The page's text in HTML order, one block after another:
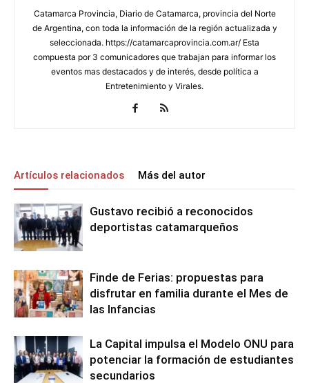
Catamarca Provincia, Diario de Catamarca, provincia del Norte
de Argentina, con toda la información de la región actualizada y
seleccionada. https://catamarcaprovincia.com.ar/ Esta
compuesta por 3 comunicadores que trabajan para informar los
eventos mas destacados y de interés, desde política a
Entretenimiento y Virales.
Artículos relacionados Más del autor
Gustavo recibió a reconocidos
deportistas catamarqueños
Finde de Ferias: propuestas para
disfrutar en familia durante el Mes de
las Infancias
La Capital impulsa el Modelo ONU para
potenciar la formación de estudiantes
secundarios